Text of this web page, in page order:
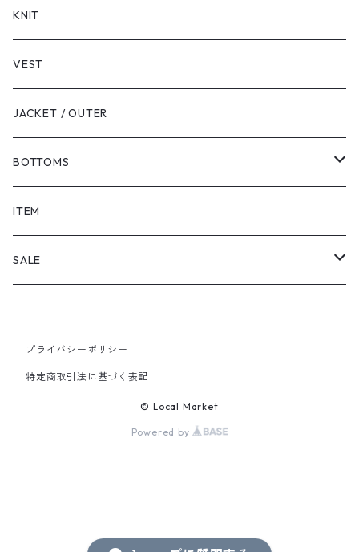
LONG SLEEVE
KNIT
VEST
JACKET / OUTER
BOTTOMS
SHORTS
PANTS
ITEM
SALE
PANTS
プライバシーポリシー
特定商取引法に基づく表記
© Local Market
Powered by